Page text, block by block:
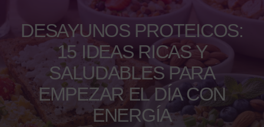
DESAYUNOS PROTEICOS:
15 IDEAS RICAS Y
SALUDABLES PARA
EMPEZAR EL DÍA CON
ENERGÍA